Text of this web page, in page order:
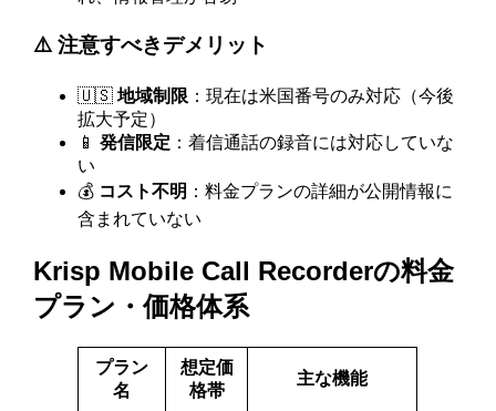
⚠️ 注意すべきデメリット
🇺🇸地域制限 ：現在は米国番号のみ対応（今後
拡大予定）
📱発信限定 ：着信通話の録音には対応していな
い
💰 コスト不明 ：料金プランの詳細が公開情報に
含まれていない
Krisp Mobile Call Recorderの料金
プラン・価格体系
プラン
名
想定価
格帯
主な機能